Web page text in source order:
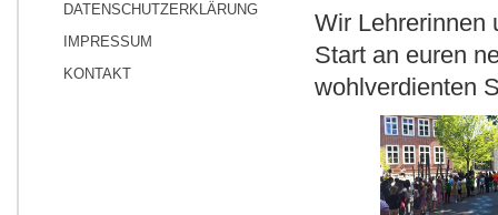
DATENSCHUTZERKLÄRUNG
IMPRESSUM
KONTAKT
Wir Lehrerinnen
Start an euren
wohlverdienten